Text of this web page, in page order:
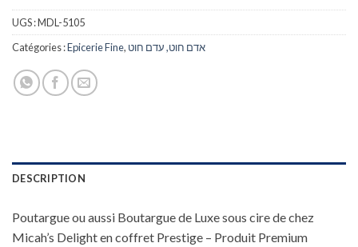
UGS :MDL-5105
Catégories :Epicerie Fine, אדם חוט, עדם חוט
DESCRIPTION
Poutargue ou aussi Boutargue de Luxe sous cire de chez
Micah’s Delight en coffret Prestige – Produit Premium